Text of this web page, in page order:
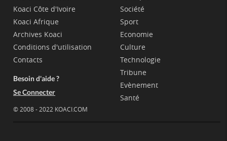
Koaci Côte d'Ivoire
Koaci Afrique
Archives Koaci
Conditions d'utilisation
Contacts
Besoin d'aide ?
Se Connecter
© 2008 - 2022 KOACI.COM
Société
Sport
Economie
Culture
Technologie
Tribune
Evènement
Santé